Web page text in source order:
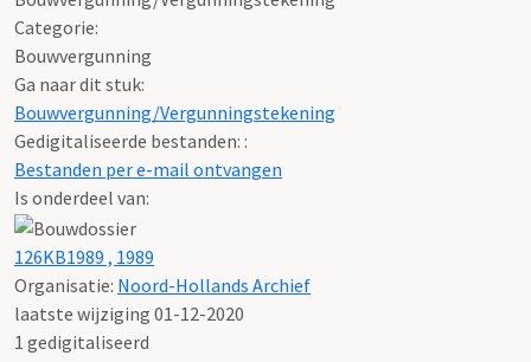
Categorie:
Bouwvergunning
Ga naar dit stuk:
Bouwvergunning/Vergunningstekening
Gedigitaliseerde bestanden: :
Bestanden per e-mail ontvangen
Is onderdeel van:
126KB1989 , 1989
Organisatie: Noord-Hollands Archief
laatste wijziging 01-12-2020
1 gedigitaliseerd